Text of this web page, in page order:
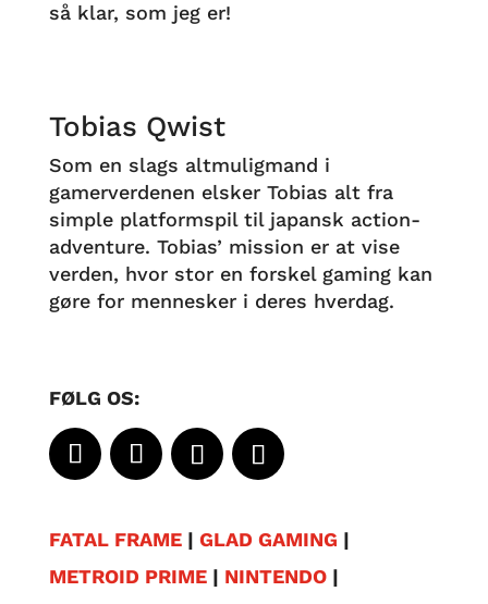
så klar, som jeg er!
Tobias Qwist
Som en slags altmuligmand i
gamerverdenen elsker Tobias alt fra
simple platformspil til japansk action-
adventure. Tobias’ mission er at vise
verden, hvor stor en forskel gaming kan
gøre for mennesker i deres hverdag.
FØLG OS:
FATAL FRAME| GLAD GAMING |
METROID PRIME| NINTENDO|